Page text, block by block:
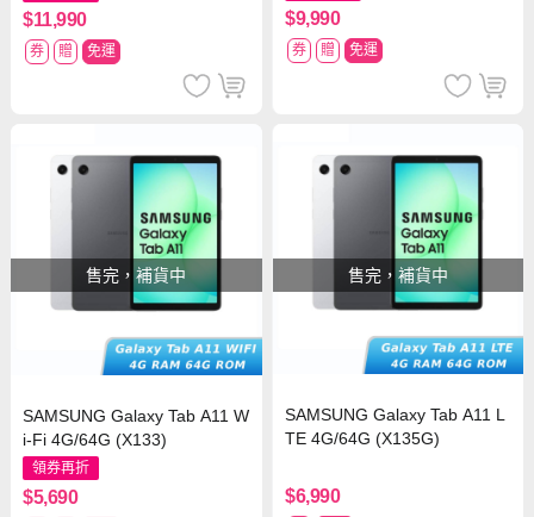
$11,990
券 贈 免運
$9,990
券 贈 免運
售完，補貨中
SAMSUNG Galaxy Tab A11 W
i-Fi 4G/64G (X133)
領券再折
$5,690
售完，補貨中
SAMSUNG Galaxy Tab A11 L
TE 4G/64G (X135G)
$6,990